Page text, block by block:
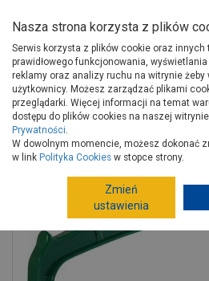
Strona główna Narzędzia
Piły ręczne
Piły do metalu
Piłka do metalu 300 mm Premium s-
Nasza strona korzysta z plików
Serwis korzysta z plików cookie oraz
prawidłowego funkcjonowania,
reklamy oraz analizy ruchu na witrynie żeby
użytkownicy. Możesz zarządzać plikami
przeglądarki. Więcej informacji na temat
dostępu do plików cookies na naszej
Prywatności.
W dowolnym momencie, możesz dokonać
w link Polityka Cookies w stopce strony.
Zmień
ustawienia